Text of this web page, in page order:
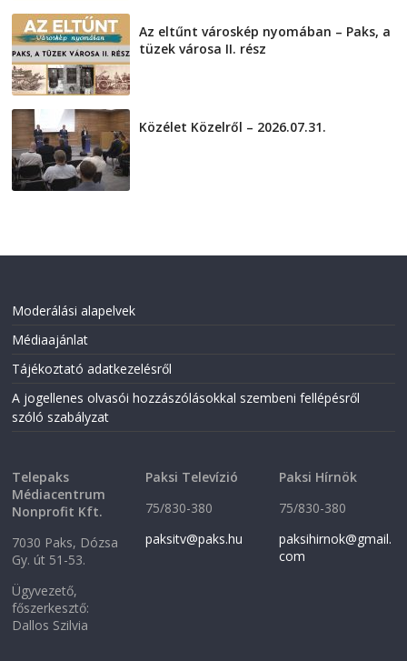
Az eltűnt városkép nyomában – Paks, a
tüzek városa II. rész
Közélet Közelről – 2026.07.31.
Moderálási alapelvek
Médiaajánlat
Tájékoztató adatkezelésről
A jogellenes olvasói hozzászólásokkal szembeni fellépésről
szóló szabályzat
Telepaks
Médiacentrum
Nonprofit Kft.
7030 Paks, Dózsa
Gy. út 51-53.
Ügyvezető,
főszerkesztő:
Dallos Szilvia
Paksi Televízió
75/830-380
paksitv@paks.hu
Paksi Hírnök
75/830-380
paksihirnok@gmail.
com